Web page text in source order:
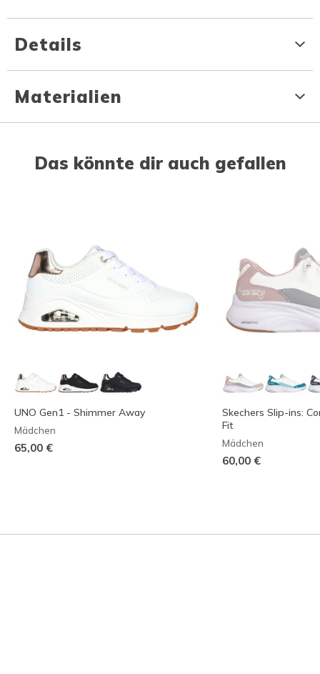
Details
Materialien
Das könnte dir auch gefallen
UNO Gen1 - Shimmer Away
Mädchen
65,00 €
Skechers Slip-ins:
Fit
Mädchen
60,00 €